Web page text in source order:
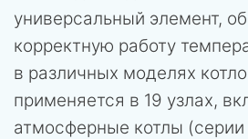
универсальный элемент,
корректную работу
в различных моделях
применяется в 19 узлах,
атмосферные котлы (серии